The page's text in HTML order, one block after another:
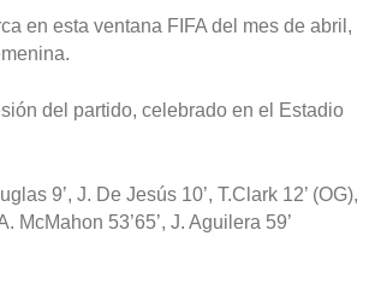
en esta ventana FIFA del mes de abril,
del partido, celebrado en el Estadio
9’, J. De Jesús 10’, T.Clark 12’ (OG),
McMahon 53’65’, J. Aguilera 59’